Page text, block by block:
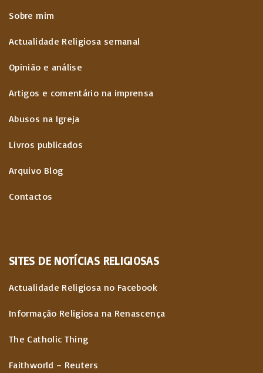
Sobre mim
Actualidade Religiosa semanal
Opinião e análise
Artigos e comentário na imprensa
Abusos na Igreja
Livros publicados
Arquivo Blog
Contactos
SITES DE NOTÍCIAS RELIGIOSAS
Actualidade Religiosa no Facebook
Informação Religiosa na Renascença
The Catholic Thing
Faithworld – Reuters